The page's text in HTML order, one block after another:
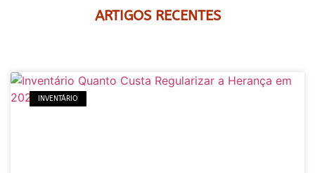
ARTIGOS RECENTES
INVENTÁRIO